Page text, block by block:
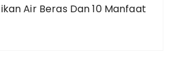
Air Beras Dan 10 Manfaat